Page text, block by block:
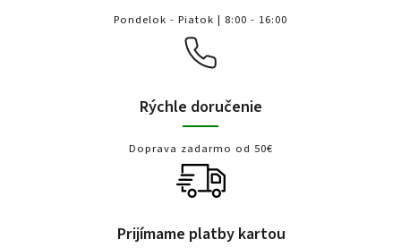
Pondelok - Piatok | 8:00 - 16:00
Rýchle doručenie
Doprava zadarmo od 50€
Prijímame platby kartou